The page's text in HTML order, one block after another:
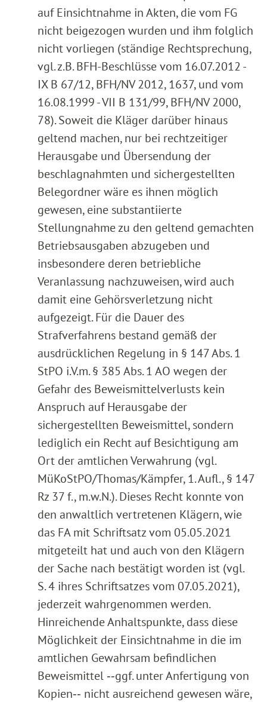
auf Einsichtnahme in Akten, die vom FG
nicht beigezogen wurden und ihm folglich
nicht vorliegen (ständige Rechtsprechung,
vgl. z.B. BFH-Beschlüsse vom 16.07.2012 -
IX B 67/12, BFH/NV 2012, 1637, und vom
16.08.1999 - VII B 131/99, BFH/NV 2000,
78). Soweit die Kläger darüber hinaus
geltend machen, nur bei rechtzeitiger
Herausgabe und Übersendung der
beschlagnahmten und sichergestellten
Belegordner wäre es ihnen möglich
gewesen, eine substantiierte
Stellungnahme zu den geltend gemachten
Betriebsausgaben abzugeben und
insbesondere deren betriebliche
Veranlassung nachzuweisen, wird auch
damit eine Gehörsverletzung nicht
aufgezeigt. Für die Dauer des
Strafverfahrens bestand gemäß der
ausdrücklichen Regelung in § 147 Abs. 1
StPO i.V.m. § 385 Abs. 1 AO wegen der
Gefahr des Beweismittelverlusts kein
Anspruch auf Herausgabe der
sichergestellten Beweismittel, sondern
lediglich ein Recht auf Besichtigung am
Ort der amtlichen Verwahrung (vgl.
MüKoStPO/Thomas/Kämpfer, 1. Aufl., § 147
Rz 37 f., m.w.N.). Dieses Recht konnte von
den anwaltlich vertretenen Klägern, wie
das FA mit Schriftsatz vom 05.05.2021
mitgeteilt hat und auch von den Klägern
der Sache nach bestätigt worden ist (vgl.
S. 4 ihres Schriftsatzes vom 07.05.2021),
jederzeit wahrgenommen werden.
Hinreichende Anhaltspunkte, dass diese
Möglichkeit der Einsichtnahme in die im
amtlichen Gewahrsam befindlichen
Beweismittel ‑‑ggf. unter Anfertigung von
Kopien‑‑ nicht ausreichend gewesen wäre,